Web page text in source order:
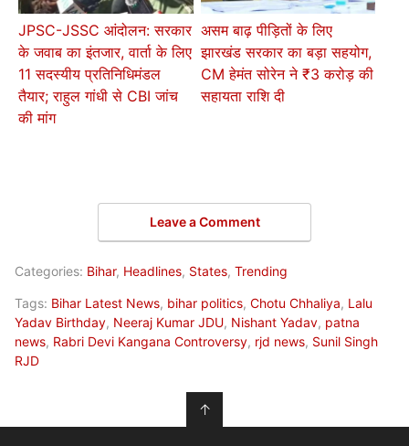
JPSC-JSSC आंदोलन: सरकार
के जवाब का इंतजार, वार्ता के लिए
11 सदस्यीय प्रतिनिधिमंडल
तैयार; राहुल गांधी से CBI जांच
की मांग
असम बाढ़ पीड़ितों के लिए
झारखंड सरकार का बड़ा सहयोग,
CM हेमंत सोरेन ने ₹3 करोड़ की
सहायता राशि दी
Leave a Comment
Categories: Bihar, Headlines, States, Trending
Tags: Bihar Latest News, bihar politics, Chotu Chhaliya, Lalu
Yadav Birthday, Neeraj Kumar JDU, Nishant Yadav, patna
news, Rabri Devi Kangana Controversy, rjd news, Sunil Singh
RJD
↑